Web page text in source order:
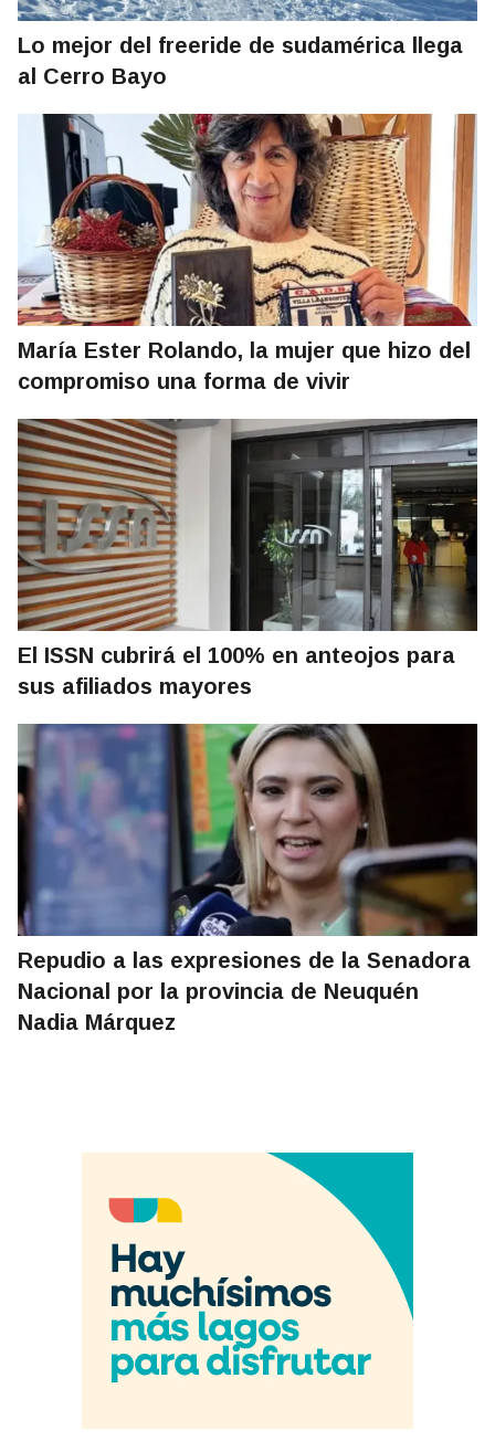
Lo mejor del freeride de sudamérica llega
al Cerro Bayo
María Ester Rolando, la mujer que hizo del
compromiso una forma de vivir
El ISSN cubrirá el 100% en anteojos para
sus afiliados mayores
Repudio a las expresiones de la Senadora
Nacional por la provincia de Neuquén
Nadia Márquez